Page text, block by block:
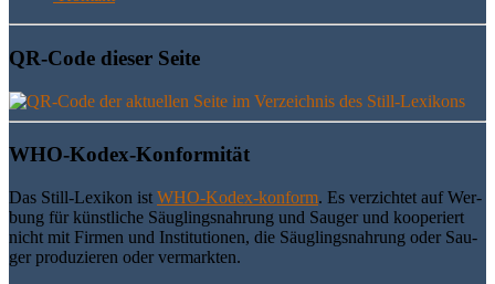
QR-Code die­ser Seite
WHO-Kodex-Kon­for­mi­tät
Das Still-Lexi­kon ist WHO-Kodex-kon­form. Es ver­zich­tet auf Wer­
bung für künst­li­che Säug­lings­nah­rung und Sau­ger und koope­riert
nicht mit Fir­men und Insti­tu­tio­nen, die Säug­lings­nah­rung oder Sau­
ger pro­du­zie­ren oder vermarkten.